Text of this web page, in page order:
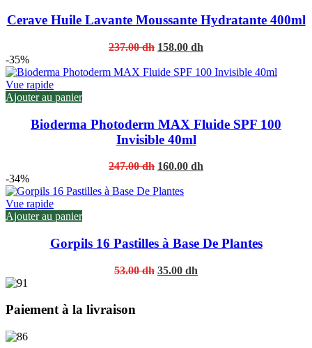
Cerave Huile Lavante Moussante Hydratante 400ml
237.00dh Original
was:
158.00 dh
is:
-35%
Vue rapide
Ajouter au panier
Bioderma Photoderm MAX Fluide SPF 100
Invisible 40ml
247.00dh Original
was:
160.00 dh
-34%
Vue rapide
Ajouter au panier
Gorpils 16 Pastilles à Base De Plantes
53.00dh Original
35.00 dh
Paiement à la livraison